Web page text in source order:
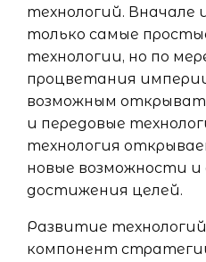
технологий. Вначале
только самые
технологии, но по
процветания
возможным
и передовые
технология
новые возможности и
достижения целей.
Развитие
компонент